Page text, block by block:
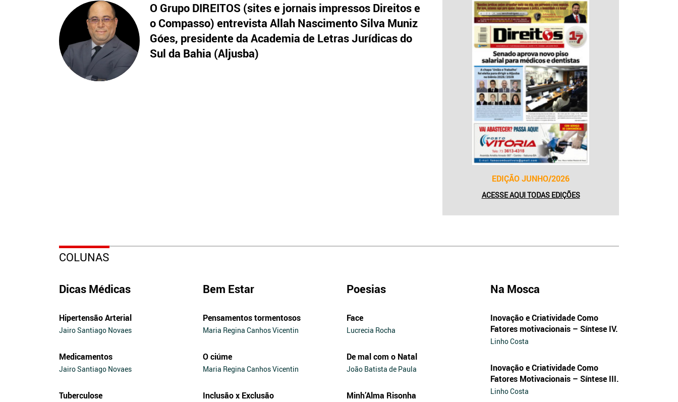
O Grupo DIREITOS (sites e jornais impressos Direitos e
o Compasso) entrevista Allah Nascimento Silva Muniz
Góes, presidente da Academia de Letras Jurídicas do
Sul da Bahia (Aljusba)
EDIÇÃO JUNHO/2026
ACESSE AQUI TODAS EDIÇÕES
COLUNAS
Dicas Médicas
Hipertensão Arterial
Jairo Santiago Novaes
Medicamentos
Jairo Santiago Novaes
Tuberculose
Bem Estar
Pensamentos tormentosos
Maria Regina Canhos Vicentin
O ciúme
Maria Regina Canhos Vicentin
Inclusão x Exclusão
Poesias
Face
Lucrecia Rocha
De mal com o Natal
João Batista de Paula
Minh’Alma Risonha
Na Mosca
Inovação e Criatividade Como
Fatores motivacionais – Síntese IV.
Linho Costa
Inovação e Criatividade Como
Fatores Motivacionais – Síntese III.
Linho Costa